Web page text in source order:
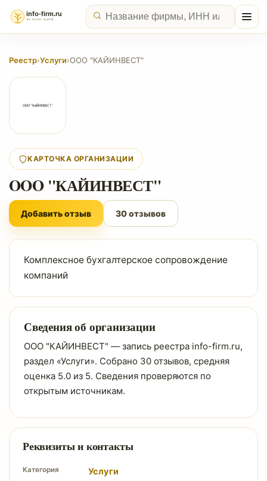
Реестр›Услуги›OOO "КАЙИНВЕСТ"
КАРТОЧКА ОРГАНИЗАЦИИ
OOO "КАЙИНВЕСТ"
Добавить отзыв 30 отзывов
Комплексное бухгалтерское сопровождение
компаний
Сведения об организации
OOO "КАЙИНВЕСТ" — запись реестра info-firm.ru,
раздел «Услуги». Собрано 30 отзывов, средняя
оценка 5.0 из 5. Сведения проверяются по
открытым источникам.
Реквизиты и контакты
Категория Услуги